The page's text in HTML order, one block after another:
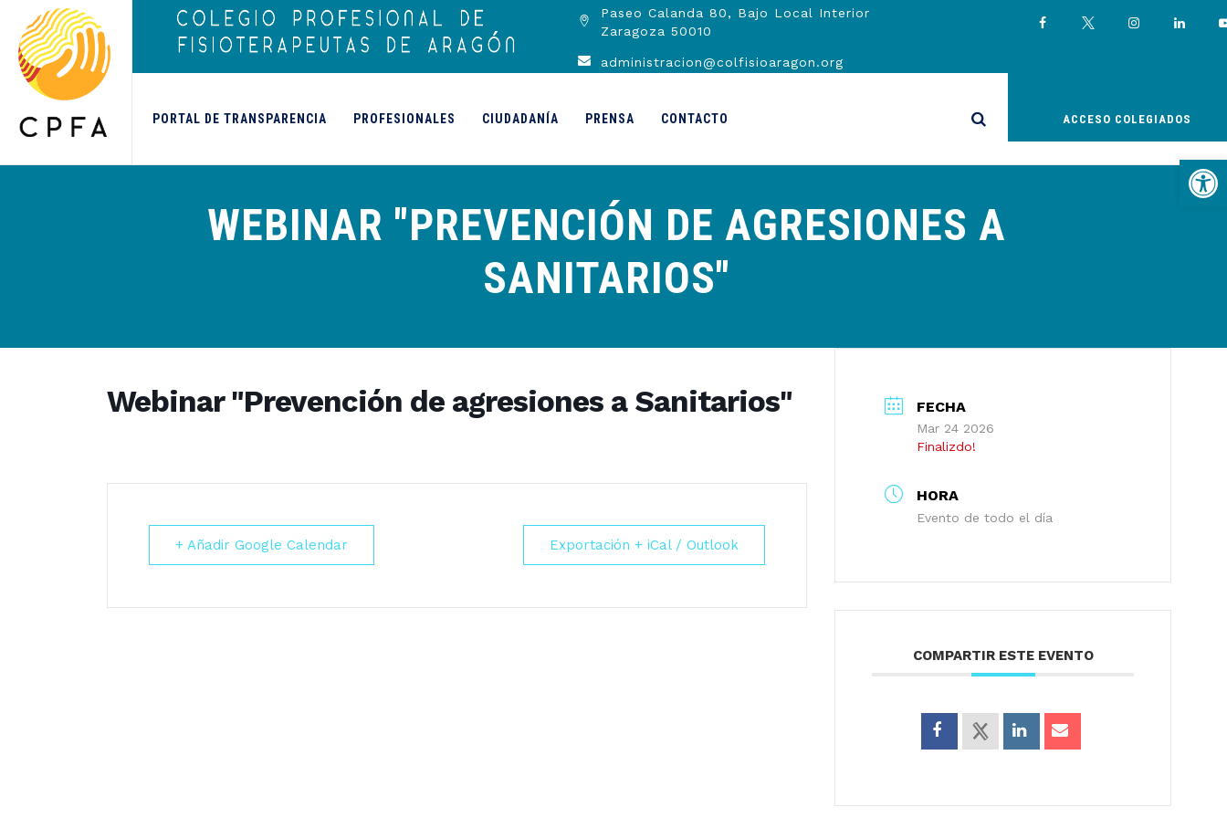
contenido
Paseo Calanda 80, Bajo Local Interior
Zaragoza 50010
administracion@colfisioaragon.org
ACCESO COLEGIADOS
PORTAL DE TRANSPARENCIA PROFESIONALES CIUDADANÍA PRENSA CONTACTO
WEBINAR "PREVENCIÓN DE AGRESIONES A
SANITARIOS"
Webinar "Prevención de agresiones a Sanitarios"
+ Añadir Google Calendar Exportación + iCal / Outlook
FECHA
Mar 24 2026
Finalizdo!
HORA
Evento de todo el día
COMPARTIR ESTE EVENTO